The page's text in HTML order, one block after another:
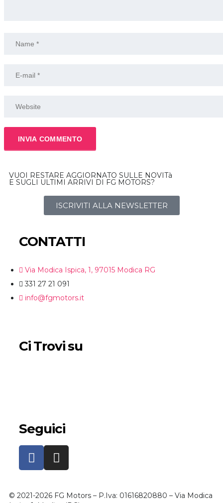
VUOI RESTARE AGGIORNATO SULLE NOVITà
E SUGLI ULTIMI ARRIVI DI FG MOTORS?
ISCRIVITI ALLA NEWSLETTER
CONTATTI
Via Modica Ispica, 1, 97015 Modica RG
331 27 21 091
info@fgmotors.it
Ci Trovi su
Seguici
© 2021-2026 FG Motors – P.Iva: 01616820880 – Via Modica